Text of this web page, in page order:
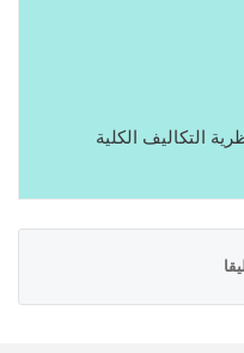
التكاليف الكلية